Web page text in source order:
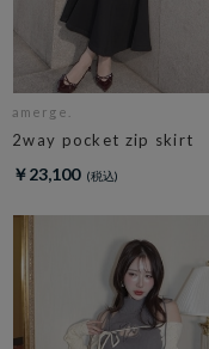
amerge.
2way pocket zip skirt
￥23,100